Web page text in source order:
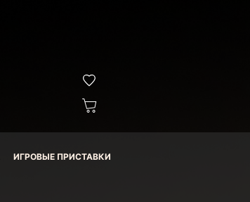
ИГРОВЫЕ ПРИСТАВКИ